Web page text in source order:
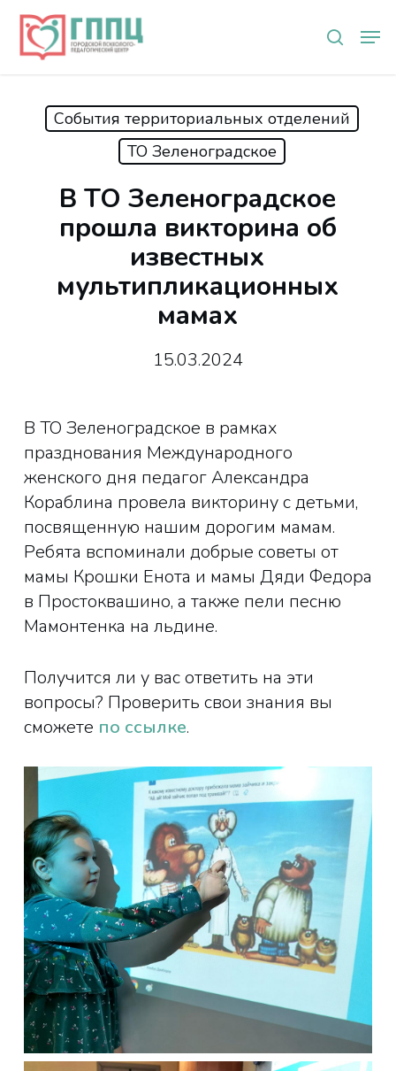
Skip
main
search
События территориальных отделений
ТО Зеленоградское
В ТО Зеленоградское
прошла викторина об
известных
мультипликационных
мамах
15.03.2024
В ТО Зеленоградское в рамках
празднования Международного
женского дня педагог Александра
Кораблина провела викторину с детьми,
посвященную нашим дорогим мамам.
Ребята вспоминали добрые советы от
мамы Крошки Енота и мамы Дяди Федора
в Простоквашино, а также пели песню
Мамонтенка на льдине.
Получится ли у вас ответить на эти
вопросы? Проверить свои знания вы
сможете по ссылке.